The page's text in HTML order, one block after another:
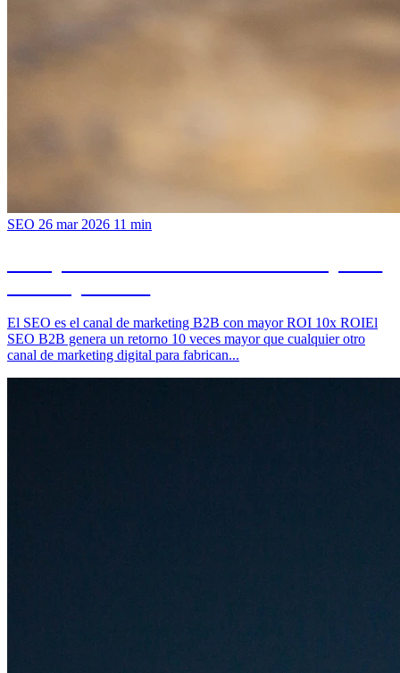
SEO 26 mar 2026 11 min
El SEO es el canal de marketing B2B con mayor ROI 10x ROIEl
SEO B2B genera un retorno 10 veces mayor que cualquier otro
canal de marketing digital para fabrican...